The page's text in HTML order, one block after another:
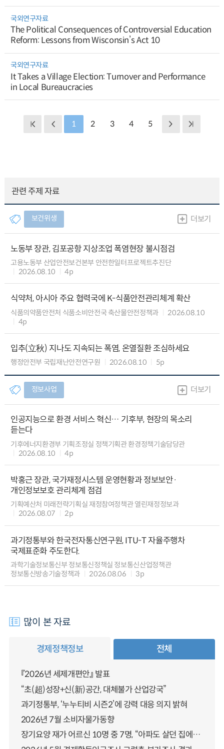
국외연구자료
The Political Consequences of Controversial Education
Reform: Lessons from Wisconsin’s Act 10
국외연구자료
It Takes a Village Election: Turnover and Performance
in Local Bureaucracies
1 2 3 4 5
관련 주제 자료
보건위생 더보기
노동부 장관, 김포공항 지상조업 폭염현장 불시점검
고용노동부 산업안전보건본부 안전한일터프로젝트추진단
2026.08.10
4p
식약처, 아시아 주요 협력국에 K-식품안전관리체계 확산
식품의약품안전처 식품소비안전국 축산물안전정책과
2026.08.10
4p
입추(立秋) 지나도 지속되는 폭염, 온열질환 조심하세요
행정안전부 국립재난안전연구원 2026.08.10 5p
정보사업 더보기
인공지능으로 환경 서비스 혁신… 기후부, 현장의 목소리
듣는다
기후에너지환경부 기획조정실 정책기획관 환경정책기술담당관
2026.08.10
4p
박홍근 장관, 국가재정시스템 운영현황과 정보보안·
개인정보보호 관리체계 점검
기획예산처 미래전략기획실 재정참여정책관 열린재정정보과
2026.08.07
2p
과기정통부와 한국전자통신연구원, ITU-T 자율주행차
국제표준화 주도한다.
과학기술정보통신부 정보통신정책실 정보통신산업정책관
정보통신방송기술정책과
2026.08.06 3p
많이 본 자료
경제정책정보 전체
『2026년 세제개편안』 발표
“초(超)성장+신(新)공간, 대체불가 산업강국”
과기정통부, ‘누누티비 시즌2’에 강력 대응 의지 밝혀
2026년 7월 소비자물가동향
장기요양 재가 어르신 10명 중 7명, “아파도 살던 집에서 살겠다” 「2025년 장기요양실태조사」 결과 발표